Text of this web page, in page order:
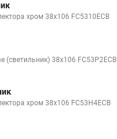
хром 38x106 FC5310ECB
(светильник) 38x106 FC53P2ECB
хром 38х106 FC53H4ECB